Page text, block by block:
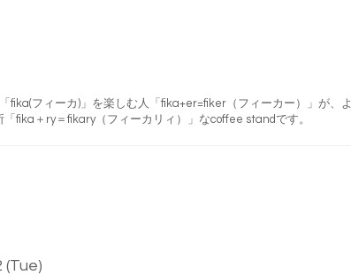
fika(フィーカ)」を楽しむ人「fika+er=fiker（フィーカー）」が、よ
「fika＋ry＝fikary（フィーカリィ）」なcoffee standです。
(Tue)